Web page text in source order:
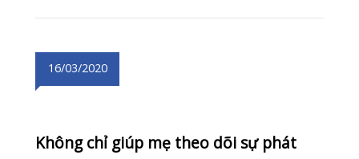
triển thai nhi, các bước xét nghiệm
hiện các biến chứng cần thiết, can
thiệp kịp thời. Do vậy, việc xét nghiệm
thai nhi.